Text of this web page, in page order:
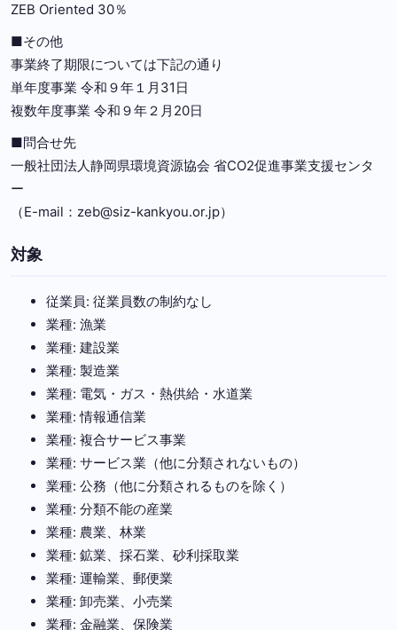
ZEB Oriented 30％
■その他
事業終了期限については下記の通り
単年度事業 令和９年１月31日
複数年度事業 令和９年２月20日
■問合せ先
一般社団法人静岡県環境資源協会 省CO2促進事業支援センタ
ー
（E-mail：zeb@siz-kankyou.or.jp）
対象
従業員: 従業員数の制約なし
業種: 漁業
業種: 建設業
業種: 製造業
業種: 電気・ガス・熱供給・水道業
業種: 情報通信業
業種: 複合サービス事業
業種: サービス業（他に分類されないもの）
業種: 公務（他に分類されるものを除く）
業種: 分類不能の産業
業種: 農業、林業
業種: 鉱業、採石業、砂利採取業
業種: 運輸業、郵便業
業種: 卸売業、小売業
業種: 金融業、保険業